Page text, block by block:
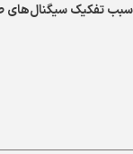
سبب تفکیک